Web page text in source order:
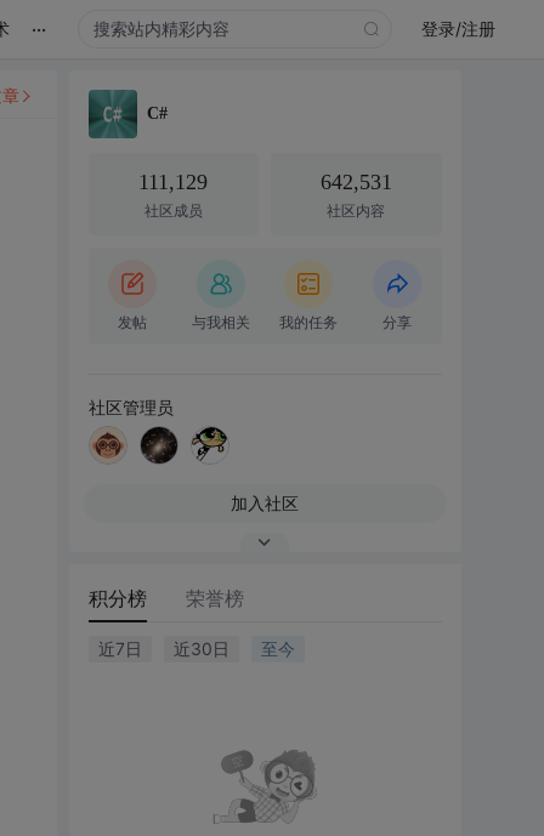
... 登录/注册
C#
111,129
社区成员
642,531
社区内容
发帖 与我相关 我的任务 分享
社区管理员
加入社区
积分榜 荣誉榜
近7日 近30日 至今